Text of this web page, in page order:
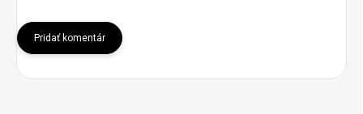
Pridať komentár